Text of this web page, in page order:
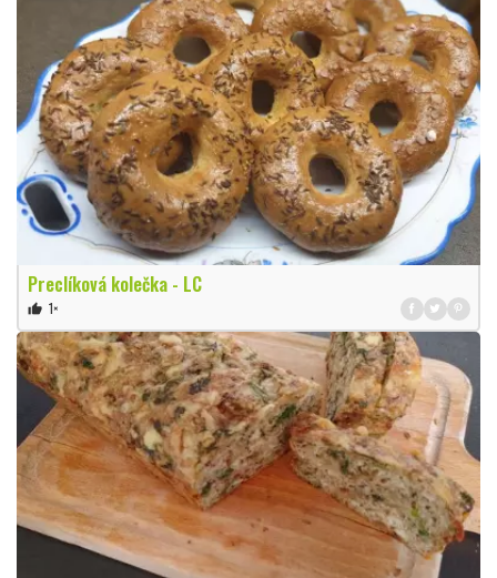
Preclíková kolečka - LC
thumb_up 1×